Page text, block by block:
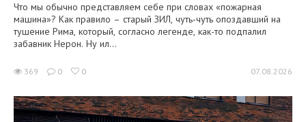
Что мы обычно представляем себе при словах «пожарная
машина»? Как правило – старый ЗИЛ, чуть-чуть опоздавший на
тушение Рима, который, согласно легенде, как-то подпалил
забавник Нерон. Ну ил...
369 0 0 07.08.2026